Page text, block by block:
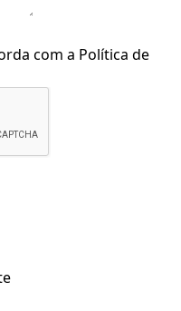
com a Política de